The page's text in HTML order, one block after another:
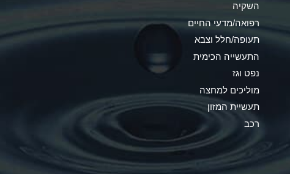
D
A
D
A
השקיה
רפואה/מדעי החיים
תעופה/חלל וצבא
התעשייה הכימית
נפט וגז
מוליכים למחצה
תעשיית המזון
רכב